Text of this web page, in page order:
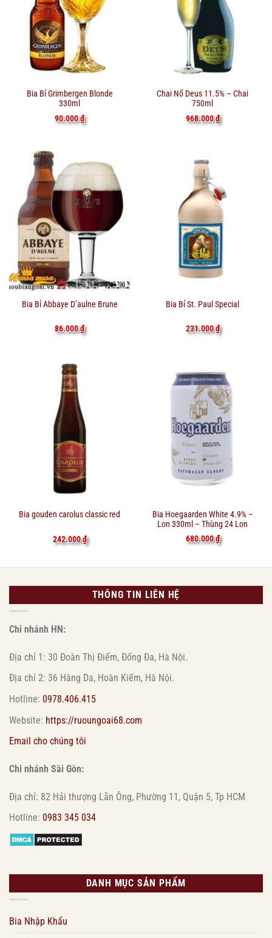
Bia Bỉ Grimbergen Blonde
330ml
90.000₫
Chai Nổ Deus 11.5% – Chai
750ml
968.000₫
Bia Bỉ Abbaye D’aulne Brune
86.000₫
Bia Bỉ St. Paul Special
231.000₫
Bia gouden carolus classic red
242.000₫
Bia Hoegaarden White 4.9% –
Lon 330ml – Thùng 24 Lon
680.000₫
THÔNG TIN LIÊN HỆ
Chi nhánh HN:
Địa chỉ 1: 30 Đoàn Thị Điểm, Đống Đa, Hà Nội.
Địa chỉ 2: 36 Hàng Da, Hoàn Kiếm, Hà Nội.
Hotline: 0978.406.415
Website: https://ruoungoai68.com
Email cho chúng tôi
Chi nhánh Sài Gòn:
Địa chỉ: 82 Hải thượng Lãn Ông, Phường 11, Quận 5, Tp HCM
Hotline: 0983 345 034
DANH MỤC SẢN PHẨM
Bia Nhập Khẩu